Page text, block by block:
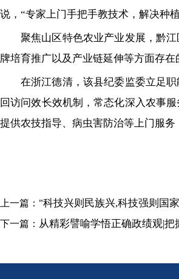
说，“专家上门手把手教技术，解决种
聚焦山区特色农业产业发展，黔
牌培育推广以及产业链延伸等方面存
在浙江德清，该县纪委监委立足
回访问效长效机制，常态化深入农事
提供农技指导、病虫害防治等上门服
上一篇： "科技兴则民族兴,科技强则国
下一篇： 从精彩譬喻学悟正确政绩观|把